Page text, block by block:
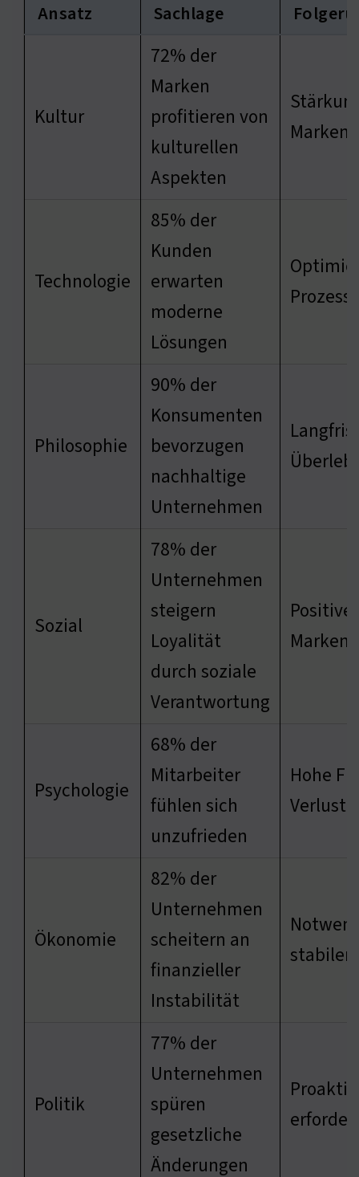
Ansatz Sachlage
Kultur
72% der
Marken
profitieren von
kulturellen
Aspekten
Technologie
85% der
Kunden
erwarten
moderne
Lösungen
Philosophie
90% der
Konsumenten
bevorzugen
nachhaltige
Unternehmen
Sozial
78% der
Unternehmen
steigern
Loyalität
durch soziale
Verantwortung
Positive
Psychologie
68% der
Mitarbeiter
fühlen sich
unzufrieden
Hohe
Verlust
Ökonomie
82% der
Unternehmen
scheitern an
finanzieller
Instabilität
Politik
77% der
Unternehmen
spüren
gesetzliche
Änderungen